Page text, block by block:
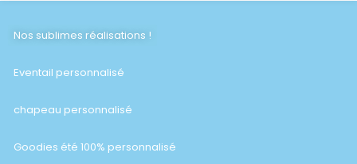
Nos sublimes réalisations !
Eventail personnalisé
chapeau personnalisé
Goodies été 100% personnalisé